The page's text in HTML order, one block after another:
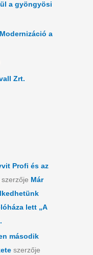
a gyöngyösi
a
Zrt.
Profi és az
szerzője Már
lett „A
második
szerzője